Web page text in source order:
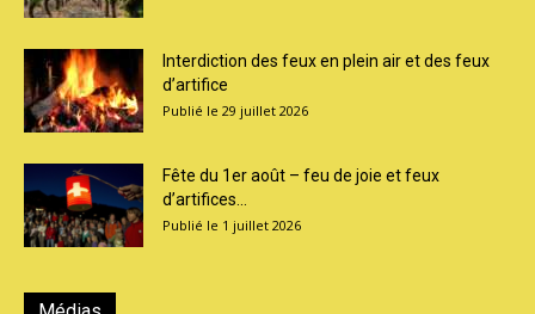
Interdiction des feux en plein air et des feux
d’artifice
29 juillet 2026
Fête du 1er août – feu de joie et feux
d’artifices...
1 juillet 2026